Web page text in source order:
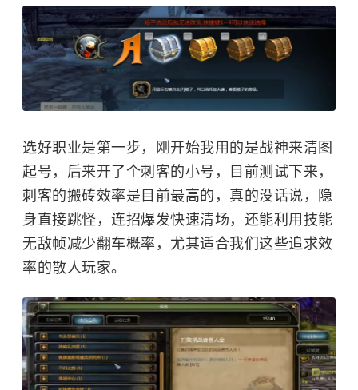
选好职业是第一步，刚开始我用的是战神来清图
起号，后来开了个刺客的小号，目前测试下来，
刺客的搬砖效率是目前最高的，真的没话说，隐
身直接跳怪，连招爆发快速清场，还能利用技能
无敌帧减少翻车概率，尤其适合我们这些追求效
率的散人玩家。